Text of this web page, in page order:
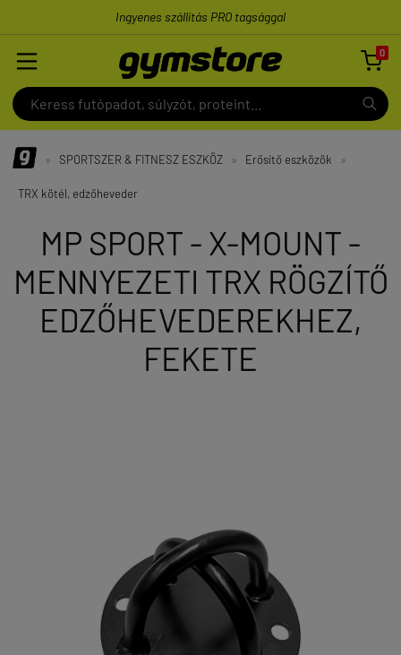
Ingyenes szállítás PRO tagsággal
0

» SPORTSZER & FITNESZ ESZKÖZ » Erősítő eszközök »
TRX kötél, edzőheveder
MP SPORT - X-MOUNT -
MENNYEZETI TRX RÖGZÍTŐ
EDZŐHEVEDEREKHEZ,
FEKETE